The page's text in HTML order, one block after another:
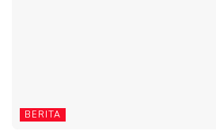
BERITA